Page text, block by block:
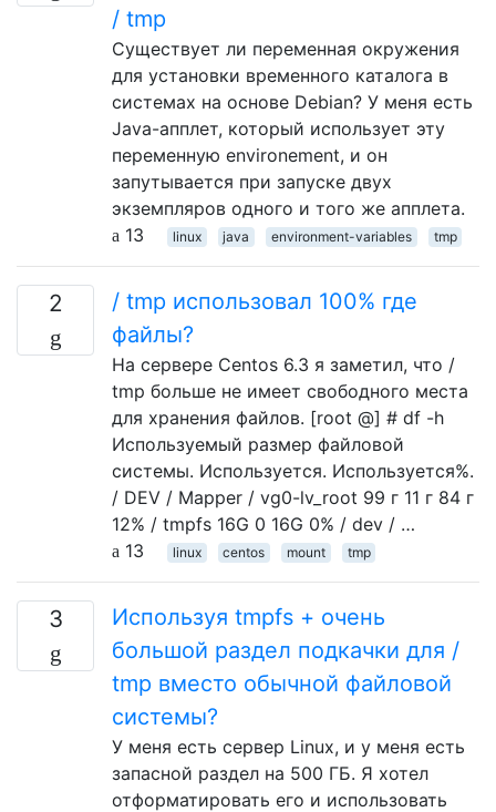
/ tmp
Существует ли переменная окружения
для установки временного каталога в
системах на основе Debian? У меня есть
Java-апплет, который использует эту
переменную environement, и он
запутывается при запуске двух
экземпляров одного и того же апплета.
13
linux java environment-variables tmp
2
/ tmp использовал 100% где
файлы?
На сервере Centos 6.3 я заметил, что /
tmp больше не имеет свободного места
для хранения файлов. [root @] # df -h
Используемый размер файловой
системы. Используется. Используется%.
/ DEV / Mapper / vg0-lv_root 99 г 11 г 84 г
12% / tmpfs 16G 0 16G 0% / dev / …
13
linux centos mount tmp
3
Используя tmpfs + очень
большой раздел подкачки для /
tmp вместо обычной файловой
системы?
У меня есть сервер Linux, и у меня есть
запасной раздел на 500 ГБ. Я хотел
отформатировать его и использовать